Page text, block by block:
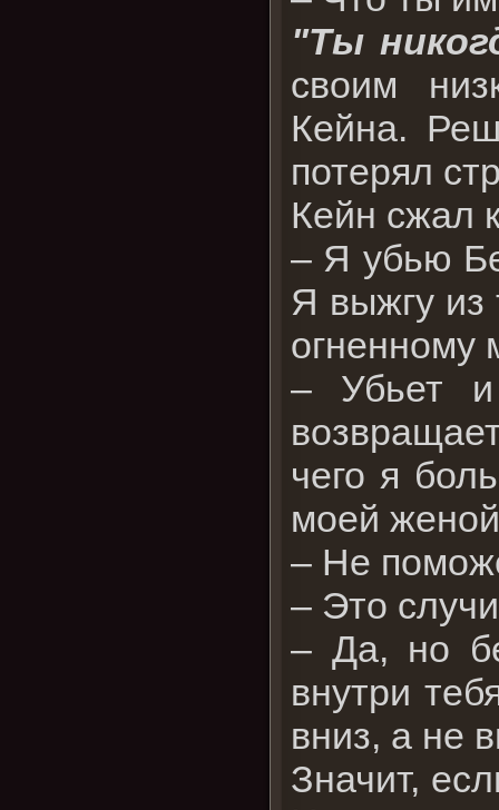
"Ты
своим
Кейна.
потерял
Кейн сжал
– Я убью
Я выжгу из
огненному
– Убьет
чего я
моей
– Не
– Это
– Да, но
внутри
вниз, а не
Значит,